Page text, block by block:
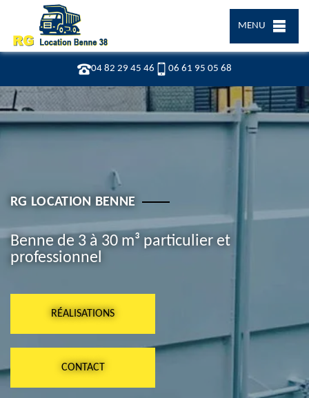
04 82 29 45 46 06 61 95 05 68
MENU
RG LOCATION BENNE
Benne de 3 à 30 m³ particulier et
professionnel
RÉALISATIONS
CONTACT